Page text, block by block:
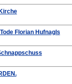
Florian Hufnagls